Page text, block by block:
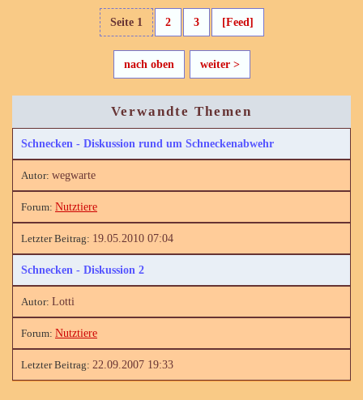
Seite 1 2 3 [Feed]
nach oben weiter >
Verwandte Themen
Schnecken - Diskussion rund um Schneckenabwehr
wegwarte
Nutztiere
19.05.2010 07:04
Schnecken - Diskussion 2
Lotti
Nutztiere
22.09.2007 19:33